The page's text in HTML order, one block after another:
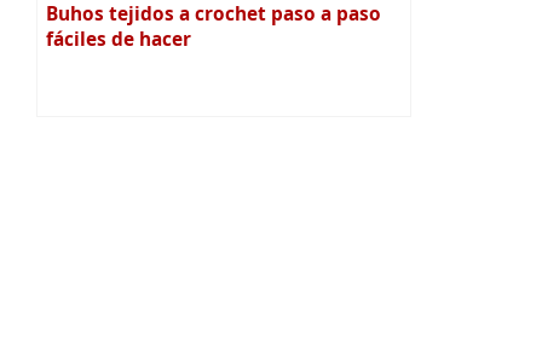
Buhos tejidos a crochet paso a paso
fáciles de hacer